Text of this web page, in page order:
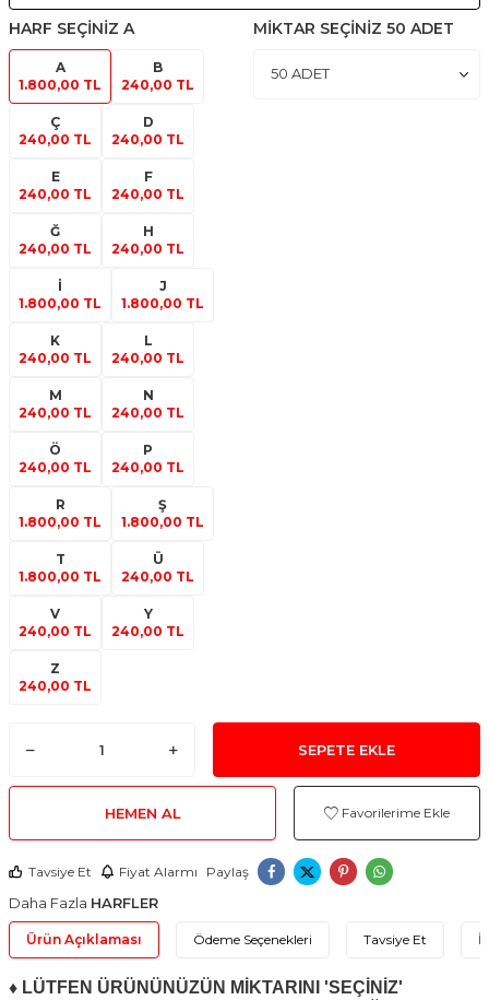
HARF SEÇİNİZ A
A
1.800,00 TL
B
240,00 TL
Ç
240,00 TL
D
240,00 TL
E
240,00 TL
F
240,00 TL
Ğ
240,00 TL
H
240,00 TL
İ
1.800,00 TL
J
1.800,00 TL
K
240,00 TL
L
240,00 TL
M
240,00 TL
N
240,00 TL
Ö
240,00 TL
P
240,00 TL
R
1.800,00 TL
Ş
1.800,00 TL
T
1.800,00 TL
Ü
240,00 TL
V
240,00 TL
Y
240,00 TL
Z
240,00 TL
MİKTAR SEÇİNİZ 50 ADET
SEPETE EKLE
HEMEN AL Favorilerime Ekle
Tavsiye Et Fiyat Alarmı Paylaş
Daha Fazla HARFLER
Ürün Açıklaması Ödeme Seçenekleri Tavsiye Et
♦ LÜTFEN ÜRÜNÜNÜZÜN MİKTARINI 'SEÇİNİZ'